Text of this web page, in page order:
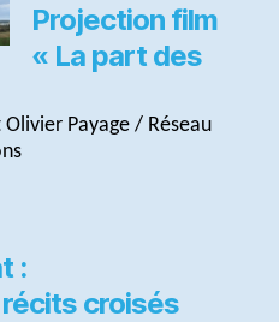
Projection film
« La part des
Payage / Réseau
:
croisés